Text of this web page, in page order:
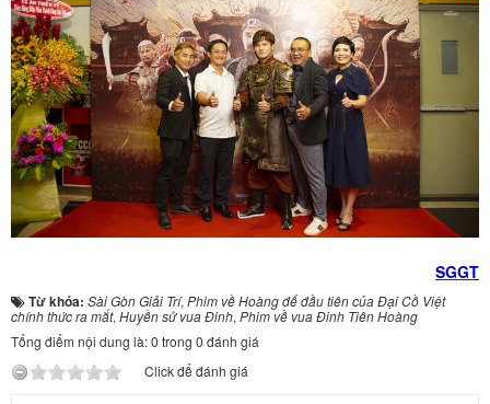
SGGT
Từ khóa: Sài Gòn Giải Trí, Phim về Hoàng đế đầu tiên của Đại Cồ Việt
chính thức ra mắt, Huyền sử vua Đinh, Phim về vua Đinh Tiên Hoàng
Tổng điểm nội dung là: 0 trong 0 đánh giá
Click để đánh giá